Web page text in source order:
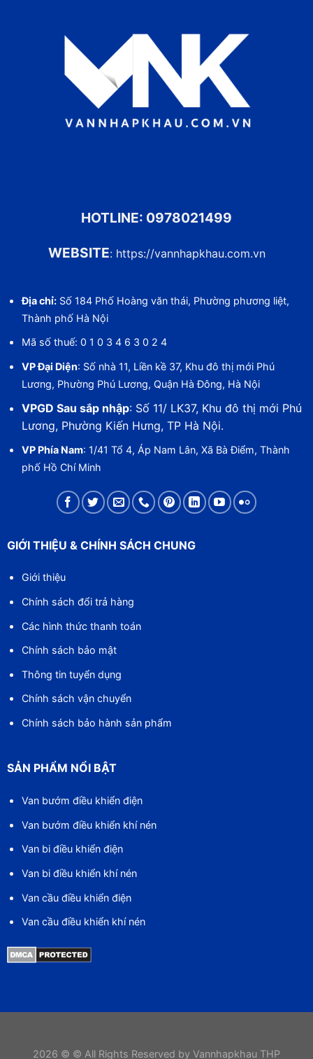
HOTLINE: 0978021499
WEBSITE: https://vannhapkhau.com.vn
Địa chỉ:Số 184 Phố Hoàng văn thái, Phường phương liệt,
Thành phố Hà Nội
Mã số thuế: 0 1 0 3 4 6 3 0 2 4
VP Đại Diện: Số nhà 11, Liền kề 37, Khu đô thị mới Phú
Lương, Phường Phú Lương, Quận Hà Đông, Hà Nội
VPGD Sau sắp nhập: Số 11/ LK37, Khu đô thị mới Phú
Lương, Phường Kiến Hưng, TP Hà Nội.
VP Phía Nam: 1/41 Tổ 4, Áp Nam Lân, Xã Bà Điểm, Thành
phố Hồ Chí Minh
GIỚI THIỆU & CHÍNH SÁCH CHUNG
Giới thiệu
Chính sách đổi trả hàng
Các hình thức thanh toán
Chính sách bảo mật
Thông tin tuyển dụng
Chính sách vận chuyển
Chính sách bảo hành sản phẩm
SẢN PHẨM NỔI BẬT
Van bướm điều khiển điện
Van bướm điều khiển khí nén
Van bi điều khiển điện
Van bi điều khiển khí nén
Van cầu điều khiển điện
Van cầu điều khiển khí nén
2026 © © All Rights Reserved by Vannhapkhau THP